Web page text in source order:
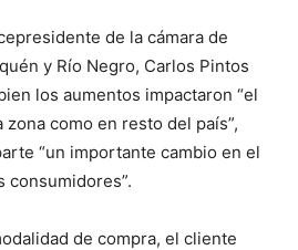
de la cámara de
y Río Negro, Carlos Pintos
los aumentos impactaron “el
como en resto del país”,
“un importante cambio en el
consumidores”.
de compra, el cliente